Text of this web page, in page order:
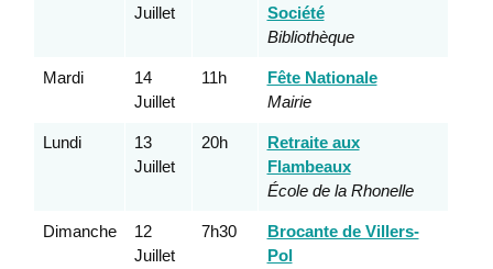
Juillet
Société
Bibliothèque
Mardi
14
Juillet
11h
Fête Nationale
Mairie
Lundi
13
Juillet
20h
Retraite aux
Flambeaux
École de la Rhonelle
Dimanche
12
Juillet
7h30
Brocante de Villers-
Pol